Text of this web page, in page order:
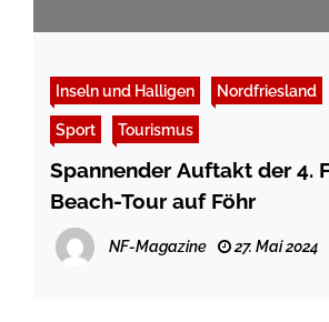
Inseln und Halligen Nordfriesland
Sport Tourismus
Spannender Auftakt der 4.
Beach-Tour auf Föhr
NF-Magazine 27. Mai 2024